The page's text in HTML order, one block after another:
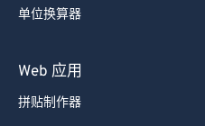
单位换算器
Web 应用
拼贴制作器